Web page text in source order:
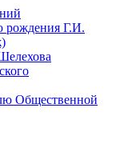
рождения Г.И.
Общественной